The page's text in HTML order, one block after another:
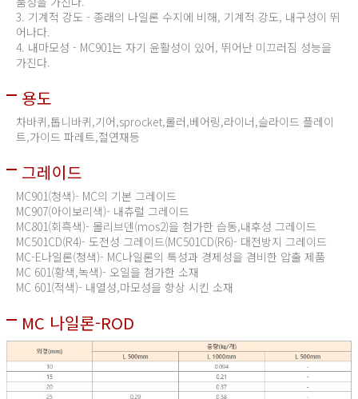
3. 기계적 강도 - 종래의 나일론 수지에 비해, 기계적 강도, 내구성이 뛰
어나다.
4. 내마모성 - MC901는 자기 윤활성이 있어, 뛰어난 미끄러짐 성능을
가진다.
용도
차바퀴,톱니바퀴,기어,sprocket,롤러,베어링,라이너,슬라이드 플레이
트,가이드 파레트,절연재등
그레이드
MC901(청색)- MC의 기본 그레이드
MC907(아이보리색)- 내츄럴 그레이드
MC801(회흑색)- 몰리브덴(mos2)을 첨가한 습동,내후성 그레이드
MC501CD(R4)- 도전성 그레이드(MC501CD(R6)- 대전방지 그레이드
MC-E나일론(청색)- MC나일론의 특성과 경제성을 겸비한 압출 제품
MC 601(황색,녹색)- 오일을 첨가한 소재
MC 601(적색)- 내열성,마모성을 향상 시킨 소재
MC 나일론-ROD